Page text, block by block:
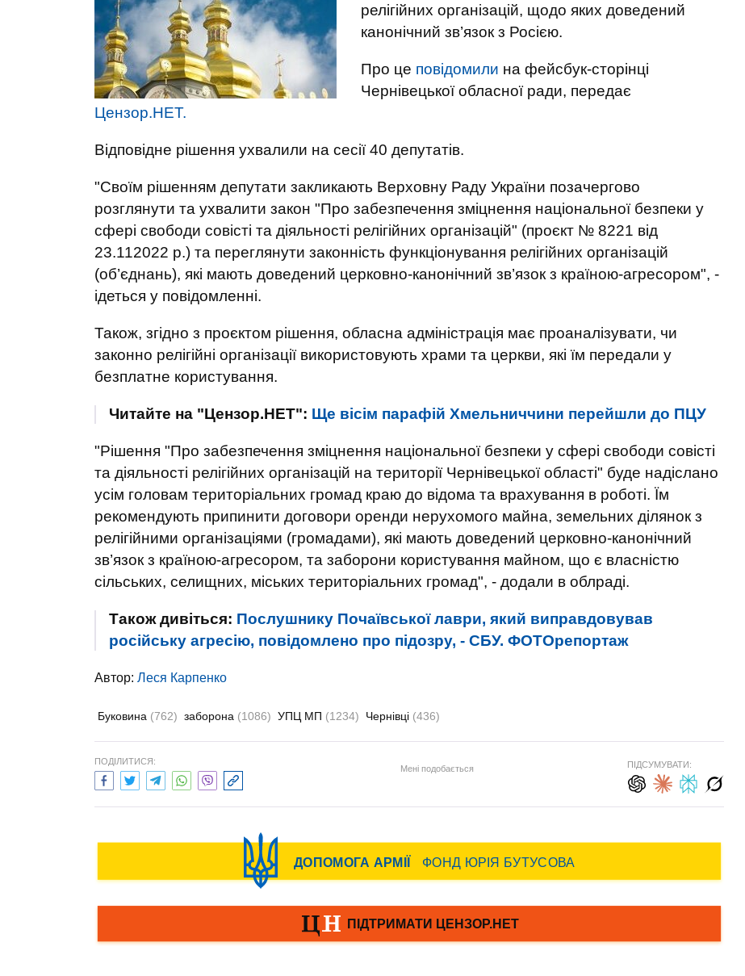
релігійних організацій, щодо яких доведений
канонічний зв’язок з Росією.
Про це повідомили на фейсбук-сторінці
Чернівецької обласної ради, передає
Цензор.НЕТ.
Відповідне рішення ухвалили на сесії 40 депутатів.
"Своїм рішенням депутати закликають Верховну Раду України позачергово
розглянути та ухвалити закон "Про забезпечення зміцнення національної безпеки у
сфері свободи совісті та діяльності релігійних організацій" (проєкт № 8221 від
23.112022 р.) та переглянути законність функціонування релігійних організацій
(об’єднань), які мають доведений церковно-канонічний зв’язок з країною-агресором", -
ідеться у повідомленні.
Також, згідно з проєктом рішення, обласна адміністрація має проаналізувати, чи
законно релігійні організації використовують храми та церкви, які їм передали у
безплатне користування.
Читайте на "Цензор.НЕТ": Ще вісім парафій Хмельниччини перейшли до ПЦУ
"Рішення "Про забезпечення зміцнення національної безпеки у сфері свободи совісті
та діяльності релігійних організацій на території Чернівецької області" буде надіслано
усім головам територіальних громад краю до відома та врахування в роботі. Їм
рекомендують припинити договори оренди нерухомого майна, земельних ділянок з
релігійними організаціями (громадами), які мають доведений церковно-канонічний
зв’язок з країною-агресором, та заборони користування майном, що є власністю
сільських, селищних, міських територіальних громад", - додали в облраді.
Також дивіться: Послушнику Почаївської лаври, який виправдовував
російську агресію, повідомлено про підозру, - СБУ. ФОТОрепортаж
Автор: Леся Карпенко
Буковина (762) заборона (1086) УПЦ МП (1234) Чернівці (436)
ПОДІЛИТИСЯ:
Мені подобається ПІДСУМУВАТИ: